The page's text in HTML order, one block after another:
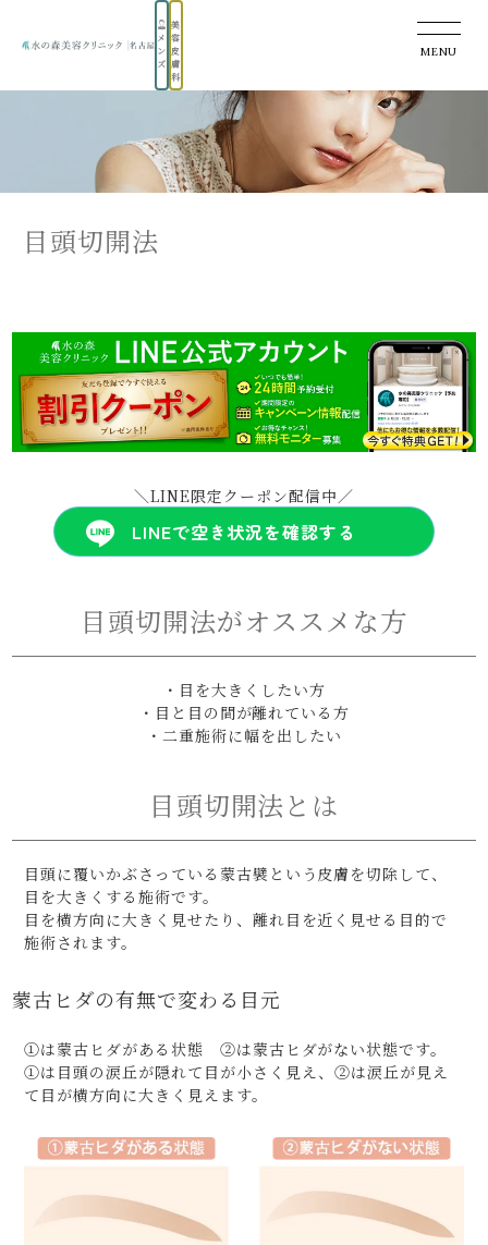
メ
ン
ズ
美
容
皮
膚
科
MENU
目頭切開法
＼LINE限定クーポン配信中／
LINEで空き状況を確認する
目頭切開法がオススメな方
・目を大きくしたい方
・目と目の間が離れている方
・二重施術に幅を出したい
目頭切開法とは
目頭に覆いかぶさっている蒙古襞という皮膚を切除して、
目を大きくする施術です。
目を横方向に大きく見せたり、離れ目を近く見せる目的で
施術されます。
蒙古ヒダの有無で変わる目元
①は蒙古ヒダがある状態 ②は蒙古ヒダがない状態です。
①は目頭の涙丘が隠れて目が小さく見え、②は涙丘が見え
て目が横方向に大きく見えます。